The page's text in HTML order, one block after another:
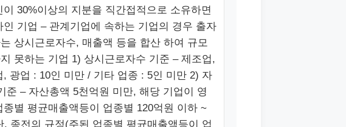
이 30%이상의 지분을 직간접적으로 소유하면
인 기업 – 관계기업에 속하는 기업의 경우 출자
상시근로자수, 매출액 등을 합산 하여 규모
못하는 기업 1) 상시근로자수 기준 – 제조업,
, 광업 : 10인 미만 / 기타 업종 : 5인 미만 2) 자
준 – 자산총액 5천억원 미만, 해당 기업이 영
종별 평균매출액등이 업종별 120억원 이하 ~
, 종전의 규정(주된 업종별 평균매출액등이 업